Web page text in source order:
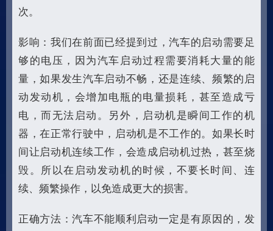
次。
影响：我们在前面已经提到过，汽车的启动需要足
够的电压，因为汽车启动过程需要消耗大量的能
量，如果发生汽车启动不畅，还是连续、频繁的启
动发动机，会增加电瓶的电量损耗，甚至造成亏
电，而无法启动。另外，启动机是瞬间工作的机
器，在正常行驶中，启动机是不工作的。如果长时
间让启动机连续工作，会造成启动机过热，甚至烧
毁。所以在启动发动机的时候，不要长时间、连
续、频繁操作，以免造成更大的损害。
正确方法：汽车不能顺利启动一定是有原因的，发